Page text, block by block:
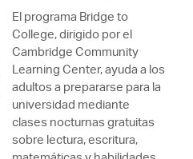
El programa Bridge to
College, dirigido por el
Cambridge Community
Learning Center, ayuda a los
adultos a prepararse para la
universidad mediante
clases nocturnas gratuitas
sobre lectura, escritura,